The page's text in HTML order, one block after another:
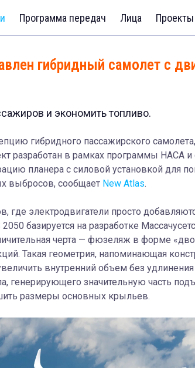
Программа передач Лица Проекты
гибридный самолет с
и экономить топливо.
гибридного пассажирского
разработан в рамках программы НАСА
планера с силовой установкой для
выбросов, сообщает New Atlas.
где электродвигатели просто
базируется на разработке
черта — фюзеляж в форме
Такая геометрия, напоминающая
внутренний объем без
генерирующего значительную часть
размеры основных крыльев.